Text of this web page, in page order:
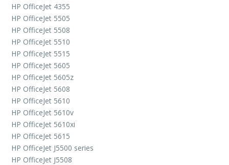
HP OfficeJet 4355
HP OfficeJet 5505
HP OfficeJet 5508
HP OfficeJet 5510
HP OfficeJet 5515
HP OfficeJet 5605
HP OfficeJet 5605z
HP OfficeJet 5608
HP OfficeJet 5610
HP OfficeJet 5610v
HP OfficeJet 5610xi
HP OfficeJet 5615
HP OfficeJet J5500 series
HP OfficeJet J5508